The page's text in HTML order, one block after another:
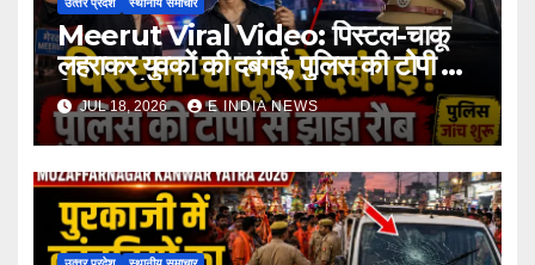
उत्‍तर प्रदेश स्थानीय समाचार
Meerut Viral Video: पिस्टल-चाकू
लहराकर युवकों की दबंगई, पुलिस की टोपी से
दिखाया रौब
JUL 18, 2026 E INDIA NEWS